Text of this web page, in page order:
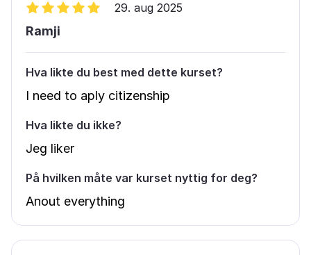
29. aug 2025
Ramji
Hva likte du best med dette kurset?
I need to aply citizenship
Hva likte du ikke?
Jeg liker
På hvilken måte var kurset nyttig for deg?
Anout everything